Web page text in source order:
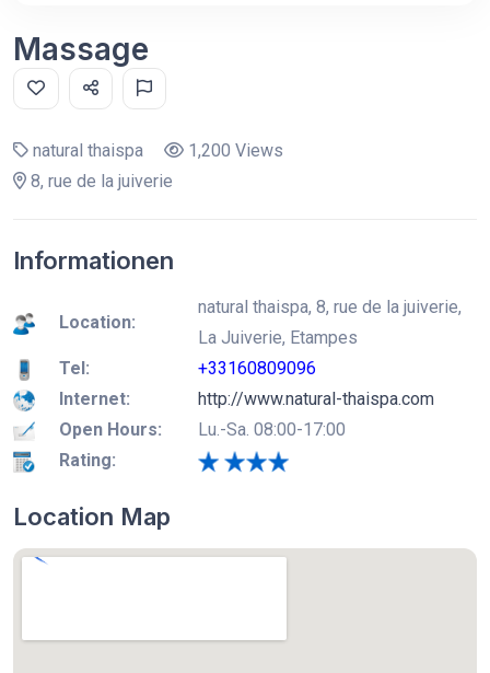
Massage
natural thaispa
1,200 Views
8, rue de la juiverie
Informationen
Location:
natural thaispa, 8, rue de la juiverie,
La Juiverie, Etampes
Tel:
+33160809096
Internet:
http://www.natural-thaispa.com
Open Hours:
Lu.-Sa. 08:00-17:00
Rating:
Location Map